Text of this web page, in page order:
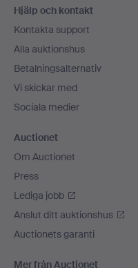
Hjälp och kontakt
Kontakta support
Alla auktionshus
Betalningsalternativ
Vi skickar med
Sociala medier
Auctionet
Om Auctionet
Press
Lediga jobb
Anslut ditt auktionshus
Auctionets garanti
Mer från Auctionet